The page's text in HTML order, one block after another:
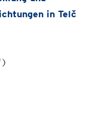
in Telč